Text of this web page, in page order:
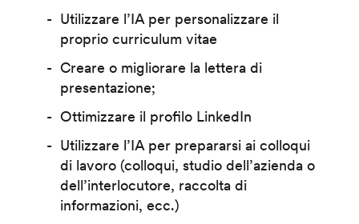
Utilizzare l’IA per personalizzare il
proprio curriculum vitae
Creare o migliorare la lettera di
presentazione;
Ottimizzare il profilo LinkedIn
Utilizzare l’IA per prepararsi ai colloqui
di lavoro (colloqui, studio dell’azienda o
dell’interlocutore, raccolta di
informazioni, ecc.)